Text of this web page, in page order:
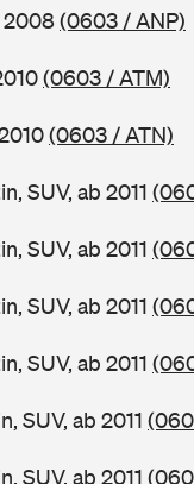
2008(0603 / ANP)
(0603 / ATM)
(0603 / ATN)
SUV, ab 2011
SUV, ab 2011
SUV, ab 2011
SUV, ab 2011
SUV, ab 2011
SUV, ab 2011